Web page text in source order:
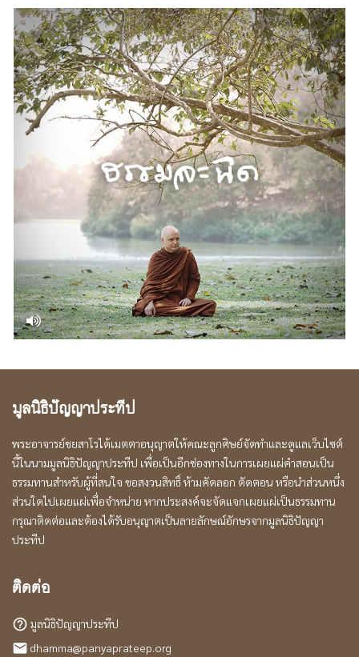
มูลนิธิปัญญาประทีป
พระอาจารย์ชยสาโรได้เมตตาอนุญาตให้คณะลูกศิษย์จัดทำและดูแลเว็บไซต์
นี้ในนามมูลนิธิปัญญาประทีป เพื่อเป็นอีกช่องทางในการเผยแผ่คำสอนเป็น
ธรรมทานสำหรับผู้ที่สนใจ ขอสงวนสิทธิ์ ห้ามคัดลอก ตัดตอน หรือนำส่วนหนึ่ง
ส่วนใดไปเผยแผ่เพื่อจำหน่าย หากประสงค์จะจัดแจกเผยแผ่เป็นธรรมทาน
กรุณาติดต่อและต้องได้รับอนุญาตเป็นลายลักษณ์อักษรจากมูลนิธิปัญญา
ประทีป
ติดต่อ
help_outline มูลนิธิปัญญาประทีป
local_post_office dhamma@panyaprateep.org